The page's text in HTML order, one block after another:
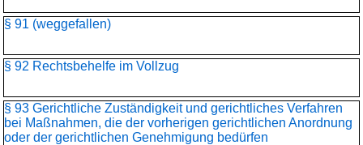
§ 91 (weggefallen)
§ 92 Rechtsbehelfe im Vollzug
§ 93 Gerichtliche Zuständigkeit und gerichtliches Verfahren
bei Maßnahmen, die der vorherigen gerichtlichen Anordnung
oder der gerichtlichen Genehmigung bedürfen